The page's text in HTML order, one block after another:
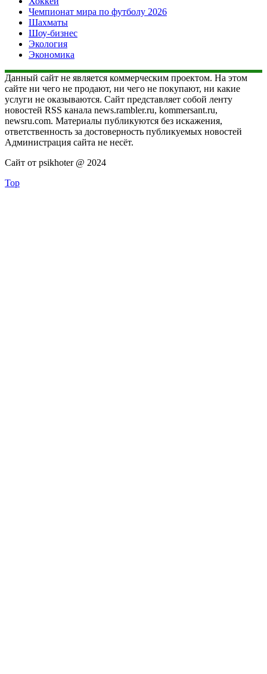
Чемпионат мира по футболу 2026
Шахматы
Шоу-бизнес
Экология
Экономика
Данный сайт не является коммерческим проектом. На этом
сайте ни чего не продают, ни чего не покупают, ни какие
услуги не оказываются. Сайт представляет собой ленту
новостей RSS канала news.rambler.ru, kommersant.ru,
newsru.com. Материалы публикуются без искажения,
ответственность за достоверность публикуемых новостей
Администрация сайта не несёт.
Сайт от psikhoter @ 2024
Top